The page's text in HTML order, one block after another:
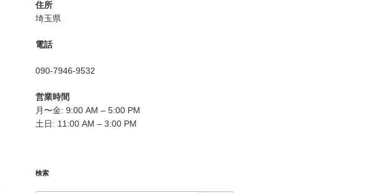
住所
埼玉県
電話
090-7946-9532
営業時間
月〜金: 9:00 AM – 5:00 PM
土日: 11:00 AM – 3:00 PM
検索